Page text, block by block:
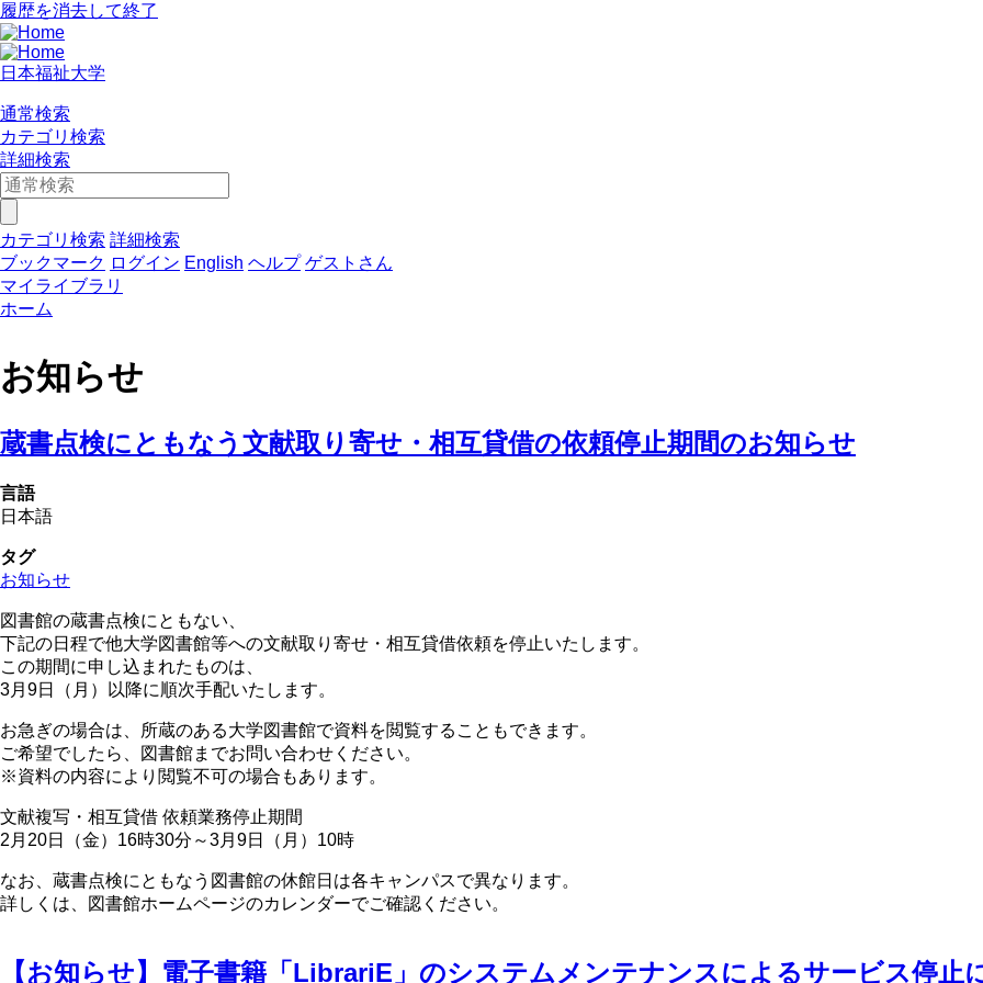
履歴を消去して終了
日本福祉大学
通常検索
カテゴリ検索
詳細検索
カテゴリ検索 詳細検索
ブックマーク ログイン English ヘルプ ゲストさん
マイライブラリ
ホーム
お知らせ
蔵書点検にともなう文献取り寄せ・相互貸借の依頼停止期間のお知らせ
言語
日本語
タグ
お知らせ
図書館の蔵書点検にともない、
下記の日程で他大学図書館等への文献取り寄せ・相互貸借依頼を停止いたします。
この期間に申し込まれたものは、
3月9日（月）以降に順次手配いたします。
お急ぎの場合は、所蔵のある大学図書館で資料を閲覧することもできます。
ご希望でしたら、図書館までお問い合わせください。
※資料の内容により閲覧不可の場合もあります。
文献複写・相互貸借 依頼業務停止期間
2月20日（金）16時30分～3月9日（月）10時
なお、蔵書点検にともなう図書館の休館日は各キャンパスで異なります。
詳しくは、図書館ホームページのカレンダーでご確認ください。
【お知らせ】電子書籍「LibrariE」のシステムメンテナンスによるサービス停止